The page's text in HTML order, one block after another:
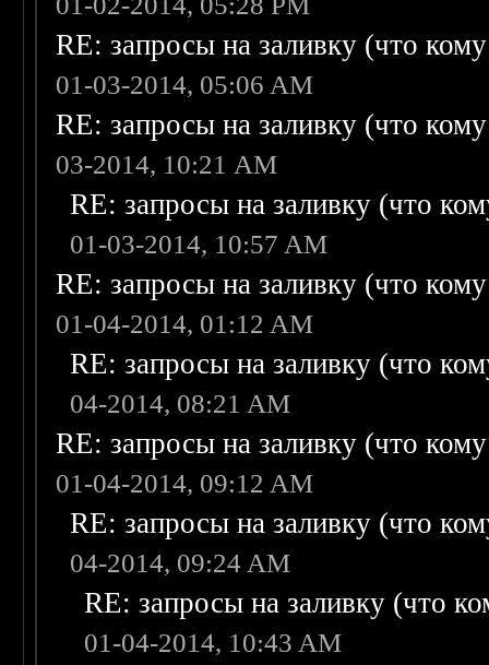
RE: запросы на заливку (что
01-03-2014, 05:06 AM
RE: запросы на заливку (что
03-2014, 10:21 AM
RE: запросы на заливку (что
01-03-2014, 10:57 AM
RE: запросы на заливку (что
01-04-2014, 01:12 AM
RE: запросы на заливку (что
04-2014, 08:21 AM
RE: запросы на заливку (что
01-04-2014, 09:12 AM
RE: запросы на заливку (что
04-2014, 09:24 AM
RE: запросы на заливку (что
01-04-2014, 10:43 AM